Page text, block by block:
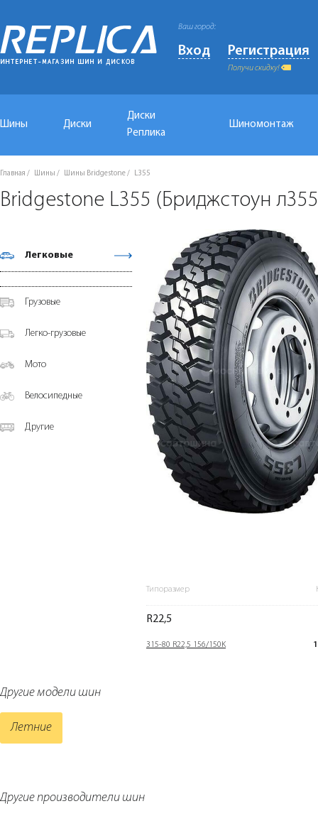
Ваш город:
Вход Регистрация
Получи скидку!
Шины Диски
Диски
Реплика
Шиномонтаж
Главная Шины Шины Bridgestone L355
Bridgestone L355 (Бриджстоун
Легковые
Грузовые
Легко-грузовые
Мото
Велосипедные
Другие
Типоразмер
R22,5
315-80 R22,5 156/150K
Другие модели шин
Летние
Другие производители шин